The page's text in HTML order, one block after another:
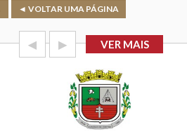
◄ VOLTAR UMA PÁGINA
◀ ▶ VER MAIS